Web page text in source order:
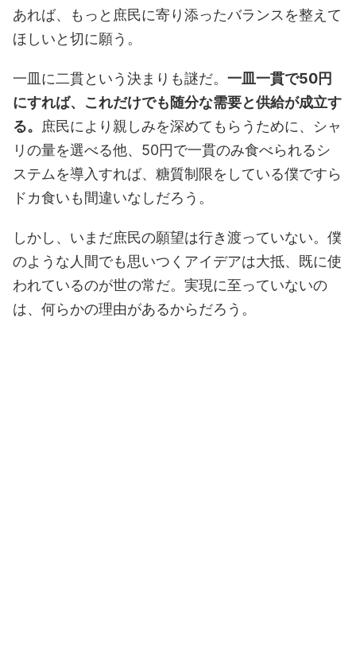
あれば、もっと庶民に寄り添ったバランスを整えて
ほしいと切に願う。
一皿に二貫という決まりも謎だ。 一皿一貫で50円
にすれば、これだけでも随分な需要と供給が成立す
る。 庶民により親しみを深めてもらうために、シャ
リの量を選べる他、50円で一貫のみ食べられるシ
ステムを導入すれば、糖質制限をしている僕ですら
ドカ食いも間違いなしだろう。
しかし、いまだ庶民の願望は行き渡っていない。僕
のような人間でも思いつくアイデアは大抵、既に使
われているのが世の常だ。実現に至っていないの
は、何らかの理由があるからだろう。